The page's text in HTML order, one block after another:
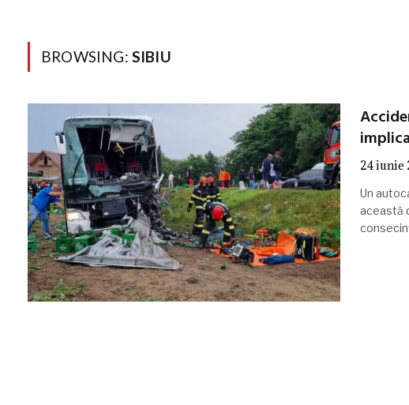
BROWSING: SIBIU
24 iunie
Un
această